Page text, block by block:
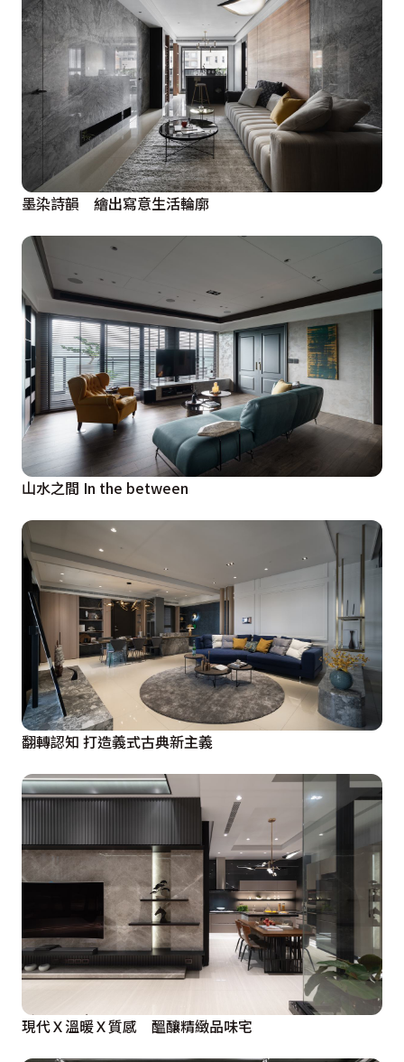
墨染詩韻 繪出寫意生活輪廓
山水之間 In the between
翻轉認知 打造義式古典新主義
現代Ｘ溫暖Ｘ質感 醞釀精緻品味宅